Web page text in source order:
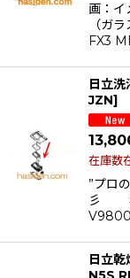
画：
（ガ
FX3
日立洗
JZN]
在庫数
”プロ
彡 名
日立